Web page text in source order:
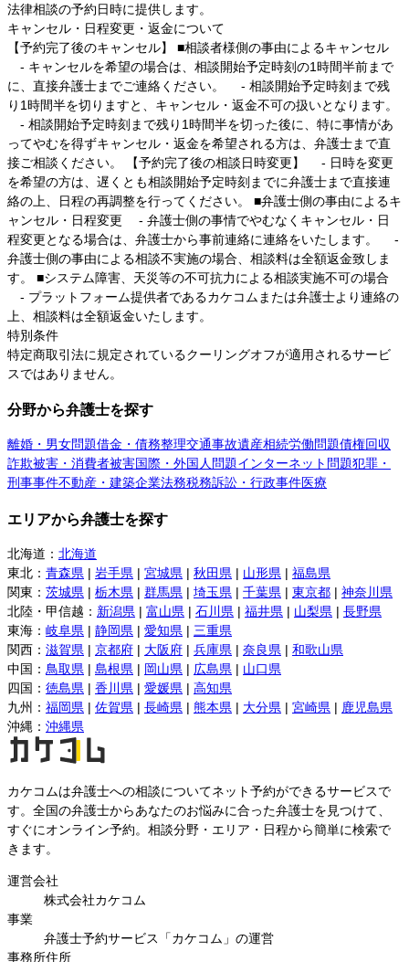
法律相談の予約日時に提供します。
キャンセル・日程変更・返金について
【予約完了後のキャンセル】 ■相談者様側の事由によるキャンセル
- キャンセルを希望の場合は、相談開始予定時刻の1時間半前まで
に、直接弁護士までご連絡ください。 - 相談開始予定時刻まで残
り1時間半を切りますと、キャンセル・返金不可の扱いとなります。
- 相談開始予定時刻まで残り1時間半を切った後に、特に事情があ
ってやむを得ずキャンセル・返金を希望される方は、弁護士まで直
接ご相談ください。 【予約完了後の相談日時変更】 - 日時を変更
を希望の方は、遅くとも相談開始予定時刻までに弁護士まで直接連
絡の上、日程の再調整を行ってください。 ■弁護士側の事由によるキ
ャンセル・日程変更 - 弁護士側の事情でやむなくキャンセル・日
程変更となる場合は、弁護士から事前連絡に連絡をいたします。 -
弁護士側の事由による相談不実施の場合、相談料は全額返金致しま
す。 ■システム障害、天災等の不可抗力による相談実施不可の場合
- プラットフォーム提供者であるカケコムまたは弁護士より連絡の
上、相談料は全額返金いたします。
特別条件
特定商取引法に規定されているクーリングオフが適用されるサービ
スではありません。
分野から弁護士を探す
離婚・男女問題借金・債務整理交通事故遺産相続労働問題債権回収
詐欺被害・消費者被害国際・外国人問題インターネット問題犯罪・
刑事事件不動産・建築企業法務税務訴訟・行政事件医療
エリアから弁護士を探す
北海道 ： 北海道
東北 ： 青森県 | 岩手県 | 宮城県 | 秋田県 | 山形県 | 福島県
関東 ： 茨城県 | 栃木県 | 群馬県 | 埼玉県 | 千葉県 | 東京都 | 神奈川県
北陸・甲信越 ： 新潟県 | 富山県 | 石川県 | 福井県 | 山梨県 | 長野県
東海 ： 岐阜県 | 静岡県 | 愛知県 | 三重県
関西 ： 滋賀県 | 京都府 | 大阪府 | 兵庫県 | 奈良県 | 和歌山県
中国 ： 鳥取県 | 島根県 | 岡山県 | 広島県 | 山口県
四国 ： 徳島県 | 香川県 | 愛媛県 | 高知県
九州 ： 福岡県 | 佐賀県 | 長崎県 | 熊本県 | 大分県 | 宮崎県 | 鹿児島県
沖縄 ： 沖縄県
カケコムは弁護士への相談についてネット予約ができるサービスで
す。全国の弁護士からあなたのお悩みに合った弁護士を見つけて、
すぐにオンライン予約。相談分野・エリア・日程から簡単に検索で
きます。
運営会社
株式会社カケコム
事業
弁護士予約サービス「カケコム」の運営
事務所住所